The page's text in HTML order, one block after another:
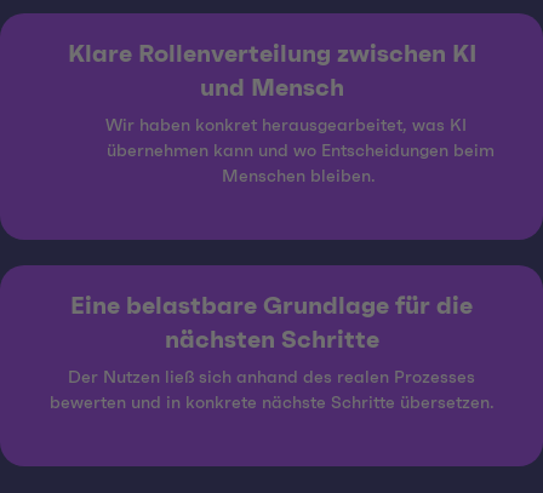
Klare Rollenverteilung zwischen KI
und Mensch
Wir haben konkret herausgearbeitet, was KI
übernehmen kann und wo Entscheidungen beim
Menschen bleiben.
Eine belastbare Grundlage für die
nächsten Schritte
Der Nutzen ließ sich anhand des realen Prozesses
bewerten und in konkrete nächste Schritte übersetzen.